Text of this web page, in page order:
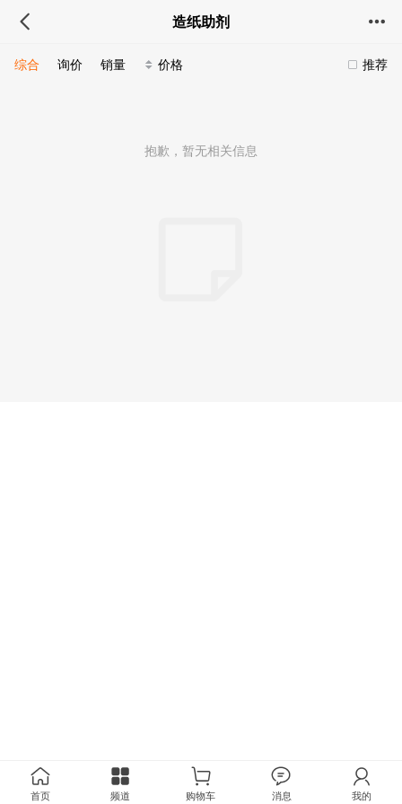
造纸助剂
推荐
综合 询价 销量 价格
抱歉，暂无相关信息
首页 频道 购物车 消息 我的